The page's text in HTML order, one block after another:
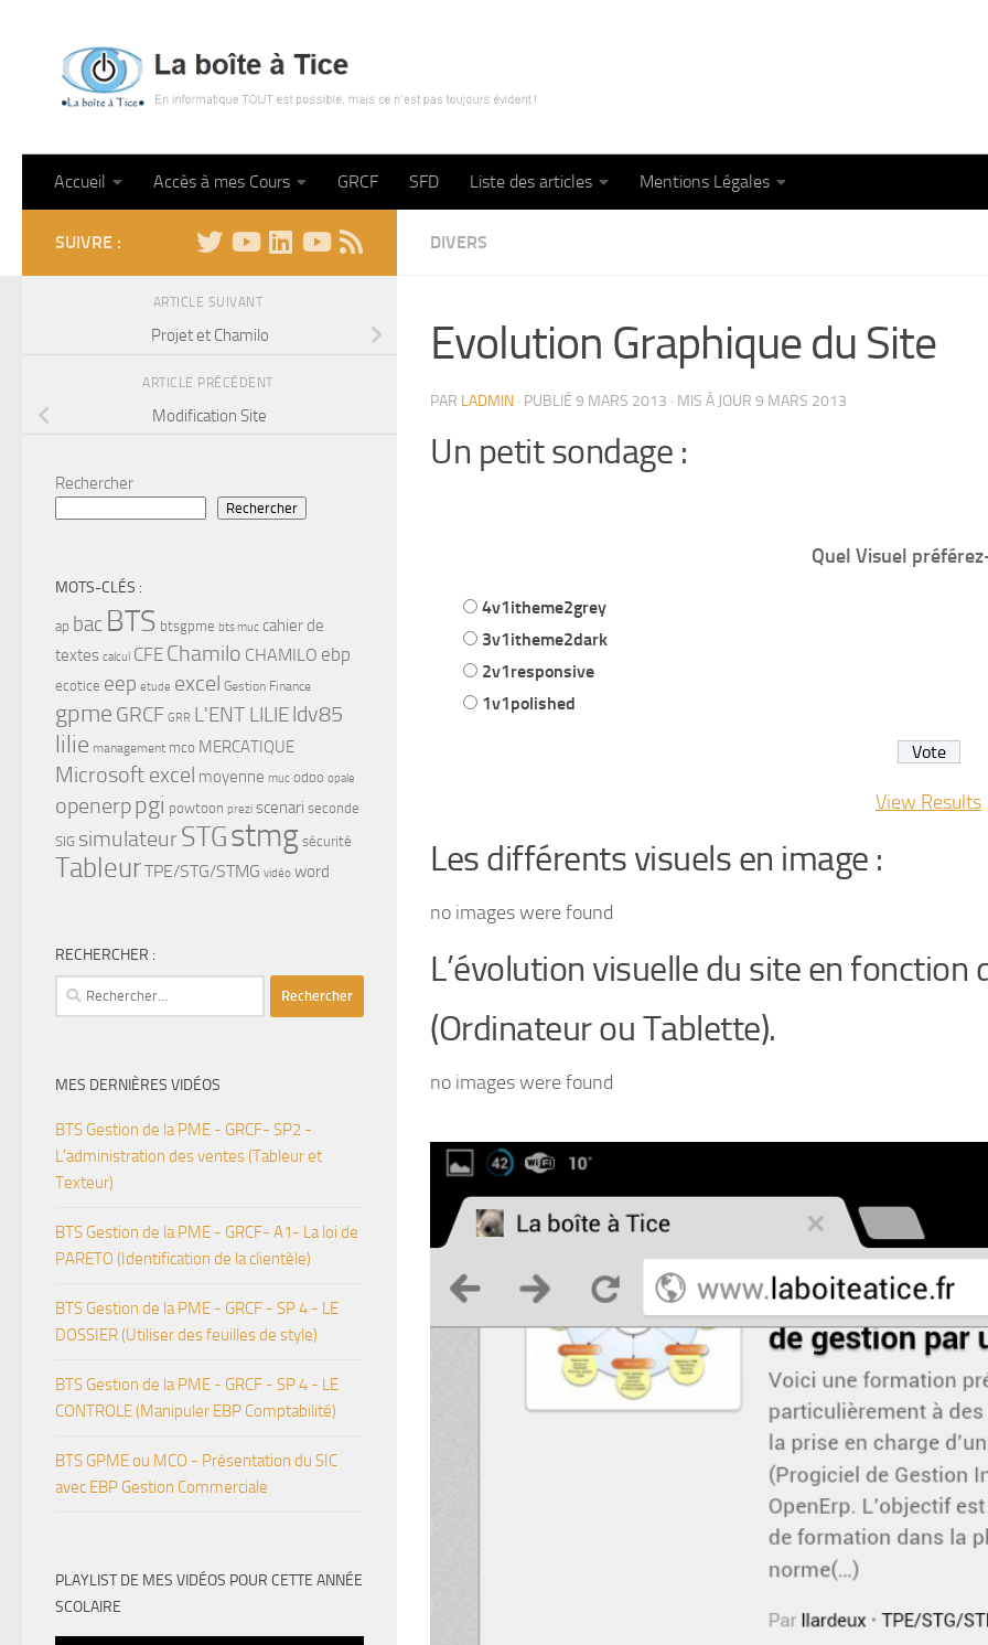
Accueil Accès à mes Cours GRCF SFD Liste des articles Mentions Légales
DIVERS
Evolution Graphique du Site
PAR LADMIN · PUBLIÉ 9 MARS 2013 · MIS À JOUR 9 MARS 2013
Un petit sondage :
Quel Visuel
4v1itheme2grey
3v1itheme2dark
2v1responsive
1v1polished
View Results
Les différents visuels en image :
no images were found
L’évolution visuelle du site en fonction
(Ordinateur ou Tablette).
no images were found
SUIVRE :
ARTICLE SUIVANT
Projet et Chamilo
ARTICLE PRÉCÉDENT
Modification Site
Rechercher
Rechercher
MOTS-CLÉS :
ap bac BTS btsgpme bts muc cahier de
textes calcul CFE Chamilo CHAMILO ebp
ecotice eep etude excel Gestion Finance
gpme GRCF GRR L'ENT LILIEldv85
lilie management mco MERCATIQUE
Microsoft excel moyenne muc odoo opale
openerppgi powtoon prezi scenari seconde
SIG simulateurSTGstmg sécurité
TableurTPE/STG/STMG vidéo word
RECHERCHER :
Rechercher :
MES DERNIÈRES VIDÉOS
BTS Gestion de la PME - GRCF- SP2 -
L'administration des ventes (Tableur et
Texteur)
BTS Gestion de la PME - GRCF- A1- La loi de
PARETO (Identification de la clientèle)
BTS Gestion de la PME - GRCF - SP 4 - LE
DOSSIER (Utiliser des feuilles de style)
BTS Gestion de la PME - GRCF - SP 4 - LE
CONTROLE (Manipuler EBP Comptabilité)
BTS GPME ou MCO - Présentation du SIC
avec EBP Gestion Commerciale
PLAYLIST DE MES VIDÉOS POUR CETTE ANNÉE
SCOLAIRE